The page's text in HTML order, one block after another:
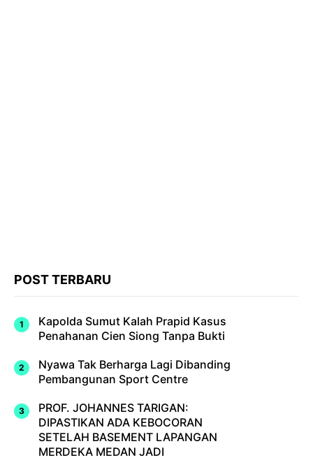
POST TERBARU
Kapolda Sumut Kalah Prapid Kasus
Penahanan Cien Siong Tanpa Bukti
Nyawa Tak Berharga Lagi Dibanding
Pembangunan Sport Centre
PROF. JOHANNES TARIGAN:
DIPASTIKAN ADA KEBOCORAN
SETELAH BASEMENT LAPANGAN
MERDEKA MEDAN JADI